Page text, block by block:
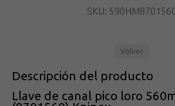
SKU:
Volver
Descripción del producto
Llave de canal pico loro